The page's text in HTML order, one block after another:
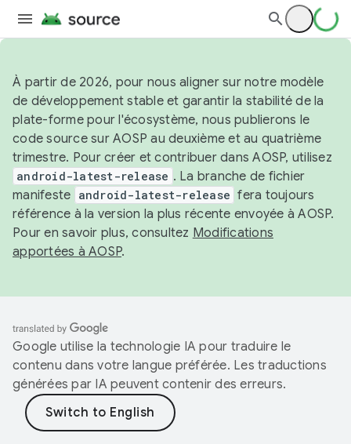
À partir de 2026, pour nous aligner sur notre modèle
de développement stable et garantir la stabilité de la
plate-forme pour l'écosystème, nous publierons le
code source sur AOSP au deuxième et au quatrième
trimestre. Pour créer et contribuer dans AOSP, utilisez
android-latest-release . La branche de fichier
manifeste android-latest-release fera toujours
référence à la version la plus récente envoyée à AOSP.
Pour en savoir plus, consultez Modifications
apportées à AOSP.
Google utilise la technologie IA pour traduire le
contenu dans votre langue préférée. Les traductions
générées par IA peuvent contenir des erreurs.